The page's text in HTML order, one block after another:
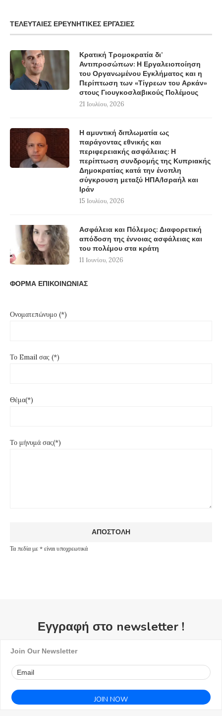
ΤΕΛΕΥΤΑΊΕΣ ΕΡΕΥΝΗΤΙΚΈΣ ΕΡΓΑΣΊΕΣ
Κρατική Τρομοκρατία δι’
Αντιπροσώπων: Η Εργαλειοποίηση
του Οργανωμένου Εγκλήματος και η
Περίπτωση των «Τίγρεων του Αρκάν»
στους Γιουγκοσλαβικούς Πολέμους
21 Ιουλίου, 2026
Η αμυντική διπλωματία ως
παράγοντας εθνικής και
περιφερειακής ασφάλειας: Η
περίπτωση συνδρομής της Κυπριακής
Δημοκρατίας κατά την ένοπλη
σύγκρουση μεταξύ ΗΠΑ/Ισραήλ και
Ιράν
15 Ιουλίου, 2026
Ασφάλεια και Πόλεμος: Διαφορετική
απόδοση της έννοιας ασφάλειας και
του πολέμου στα κράτη
11 Ιουνίου, 2026
ΦΟΡΜΑ ΕΠΙΚΟΙΝΩΝΙΑΣ
Ονοματεπώνυμο (*)
Το Email σας (*)
Θέμα(*)
Το μήνυμά σας(*)
Τα πεδία με * είναι υποχρεωτικά
Εγγραφή στο newsletter !
Join Our Newsletter